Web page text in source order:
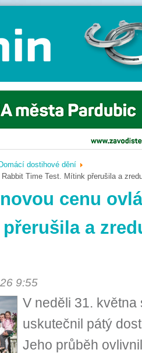
Domácí dostihové dění
Time Test. Mítink přerušila a
cenu
a
9:55
V neděli 31.
uskutečnil pátý
Jeho průběh